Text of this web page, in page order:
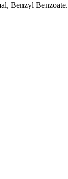
Benzyl Benzoate.